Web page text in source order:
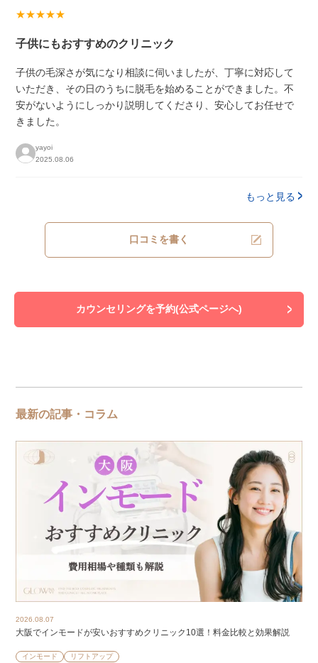
★★★★★
子供にもおすすめのクリニック
子供の毛深さが気になり相談に伺いましたが、丁寧に対応して
いただき、その日のうちに脱毛を始めることができました。不
安がないようにしっかり説明してくださり、安心してお任せで
きました。
yayoi
2025.08.06
もっと見る
口コミを書く
カウンセリングを予約(公式ページへ)
最新の記事・コラム
2026.08.07
大阪でインモードが安いおすすめクリニック10選！料金比較と効果解説
インモード リフトアップ